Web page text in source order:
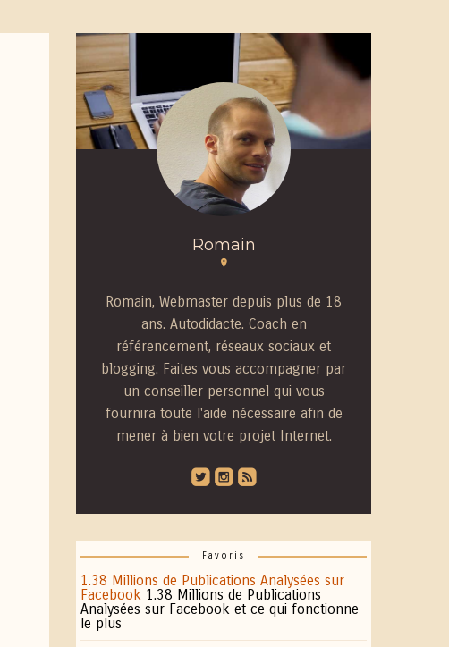
Romain
Romain, Webmaster depuis plus de 18
ans. Autodidacte. Coach en
référencement, réseaux sociaux et
blogging. Faites vous accompagner par
un conseiller personnel qui vous
fournira toute l'aide nécessaire afin de
mener à bien votre projet Internet.
roundedtwitterbird roundedinstagram roundedblip
Favoris
1.38 Millions de Publications Analysées sur
Facebook 1.38 Millions de Publications
Analysées sur Facebook et ce qui fonctionne
le plus